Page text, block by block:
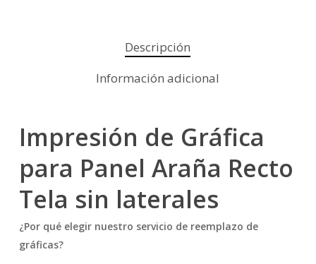
Descripción
Información adicional
Impresión de Gráfica
para Panel Araña Recto
Tela sin laterales
¿Por qué elegir nuestro servicio de reemplazo de
gráficas?